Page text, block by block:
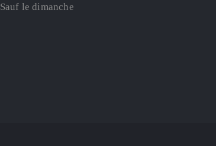
Sauf le dimanche